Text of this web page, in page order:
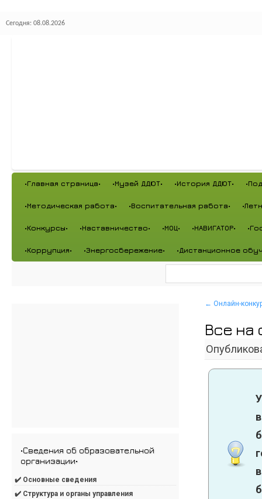
Сегодня: 08.08.2026
•Главная страница• •Музей ДДЮТ• •История ДДЮТ•
•Методическая работа• •Воспитательная работа•
•Конкурсы• •Наставничество• •МОЦ• •НАВИГАТОР•
•Коррупция• •Энергосбережение• •Дистанционное
← Онлайн-
Все на
•Сведения об образовательной
организации•
✔️ Основные сведения
✔️ Структура и органы управления